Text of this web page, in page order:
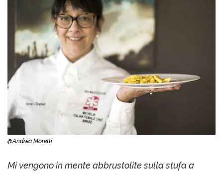
@Andrea Moretti
Mi vengono in mente abbrustolite sulla stufa a